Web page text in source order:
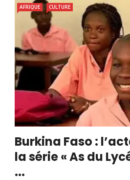
AFRIQUE CULTURE
Burkina Faso :
la série « As du
...